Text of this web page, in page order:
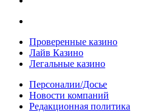
Проверенные казино
Лайв Казино
Легальные казино
Персоналии/Досье
Новости компаний
Редакционная политика